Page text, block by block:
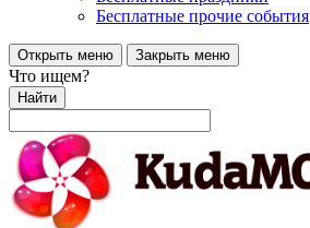
Бесплатные прочие события
Открыть меню Закрыть меню
Что ищем?
Найти